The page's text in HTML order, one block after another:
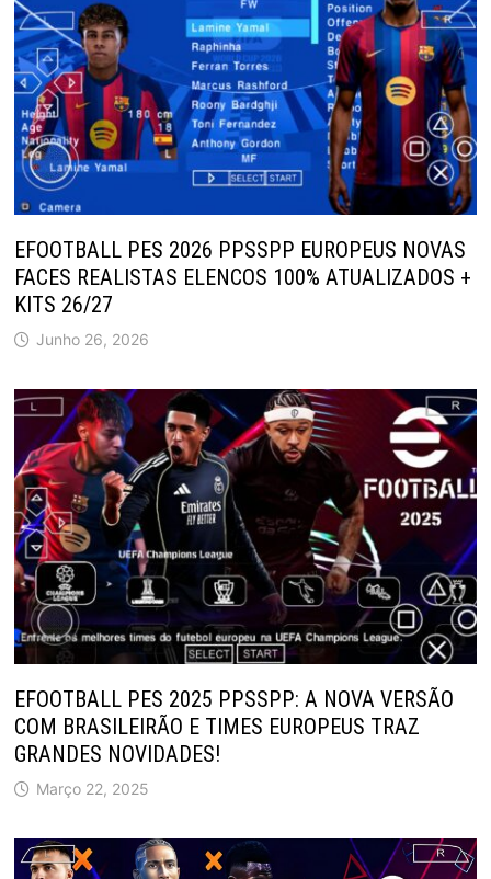
EFOOTBALL PES 2026 PPSSPP EUROPEUS NOVAS
FACES REALISTAS ELENCOS 100% ATUALIZADOS +
KITS 26/27
Junho 26, 2026
EFOOTBALL PES 2025 PPSSPP: A NOVA VERSÃO
COM BRASILEIRÃO E TIMES EUROPEUS TRAZ
GRANDES NOVIDADES!
Março 22, 2025